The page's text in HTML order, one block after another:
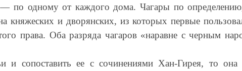
по одному от каждого дома. Чагары пo
и дворянских, из которых первые
права. Оба разряда чагаров «наравне с черным
и сопоставить ее с сочинениями Хан-Гирея, то